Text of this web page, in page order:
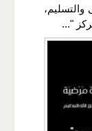
والتسليم،
"...